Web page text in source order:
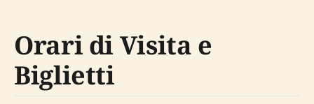
Orari di Visita e
Biglietti